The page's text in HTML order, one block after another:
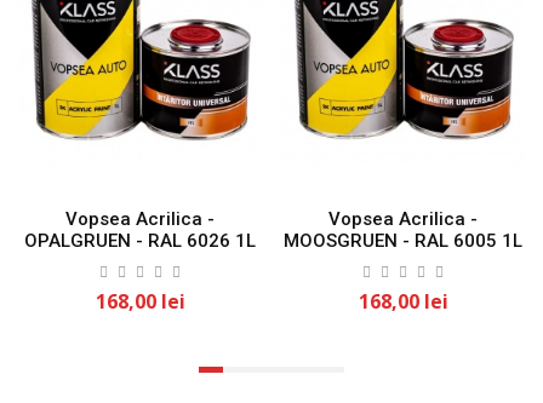
Vopsea Acrilica -
OPALGRUEN - RAL 6026 1L
KLASS
168,00 lei
Vopsea Acrilica -
MOOSGRUEN - RAL 6005 1L
KLASS
168,00 lei